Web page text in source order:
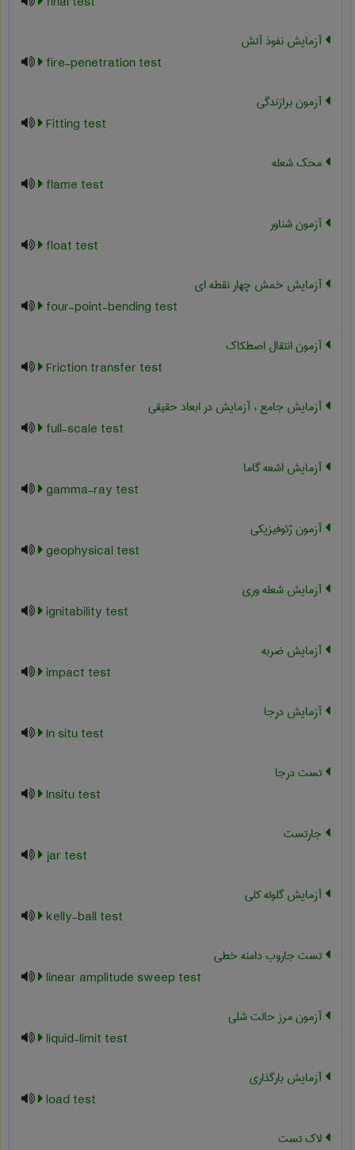
آزمایش نفوذ آتش
fire-penetration test
آزمون برازندگی
Fitting test
محک شعله
flame test
آزمون شناور
float test
آزمایش خمش چهار نقطه ای
four-point-bending test
آزمون انتقال اصطکاک
Friction transfer test
آزمایش جامع ، آزمایش در ابعاد حقیقی
full-scale test
آزمایش اشعه گاما
gamma-ray test
آزمون ژئوفیزیکی
geophysical test
آزمایش شعله وری
ignitability test
آزمایش ضربه
impact test
آزمایش درجا
In situ test
تست درجا
Insitu test
جارتست
jar test
آزمایش گلوله کلی
kelly-ball test
تست جاروب دامنه خطی
linear amplitude sweep test
آزمون مرز حالت شلی
liquid-limit test
آزمایش بارگذاری
load test
لاک تست